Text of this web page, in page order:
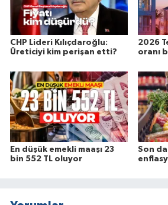
CHP Lideri Kılıçdaroğlu:
Üreticiyi kim perişan etti?
2026
oranı
En düşük emekli maaşı 23
bin 552 TL oluyor
Son